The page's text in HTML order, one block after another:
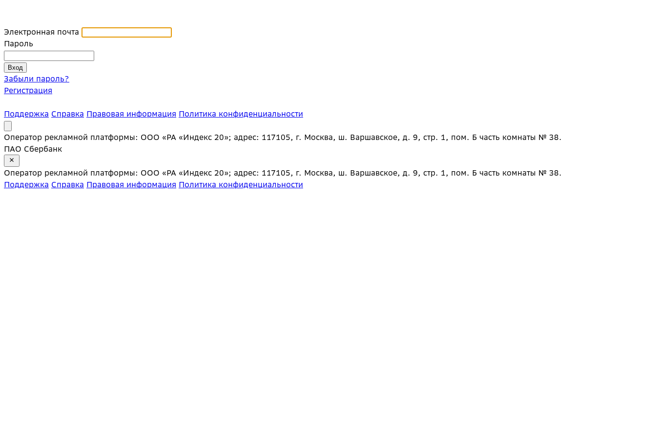
Электронная почта
Пароль
Забыли пароль?
Регистрация
Поддержка Справка Правовая информация Политика конфиденциальности
Оператор рекламной платформы: ООО «РА «Индекс 20»; адрес: 117105, г. Москва, ш. Варшавское, д. 9, стр. 1, пом. Б часть комнаты № 38.
ПАО Сбербанк
Оператор рекламной платформы: ООО «РА «Индекс 20»; адрес: 117105, г. Москва, ш. Варшавское, д. 9, стр. 1, пом. Б часть комнаты № 38.
Поддержка Справка Правовая информация Политика конфиденциальности